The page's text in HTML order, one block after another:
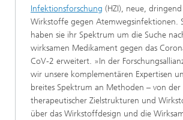
Infektionsforschung (HZI), neue,
Wirkstoffe gegen Atemwegsinfektionen.
haben sie ihr Spektrum um die Suche
wirksamen Medikament gegen das
CoV-2 erweitert. »In der
wir unsere komplementären Expertisen
breites Spektrum an Methoden – von
therapeutischer Zielstrukturen und
über das Wirkstoffdesign und die